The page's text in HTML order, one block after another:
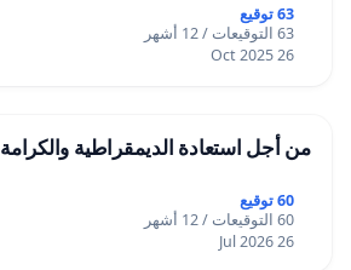
63 توقيع
63 التوقيعات / 12 أشهر
26 Oct 2025
من أجل استعادة الديمقراطية والكرامة
60 توقيع
60 التوقيعات / 12 أشهر
26 Jul 2026